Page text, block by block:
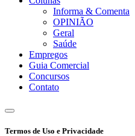
Informa & Comenta
OPINIÃO
Geral
Saúde
Empregos
Guia Comercial
Concursos
Contato
Termos de Uso e Privacidade